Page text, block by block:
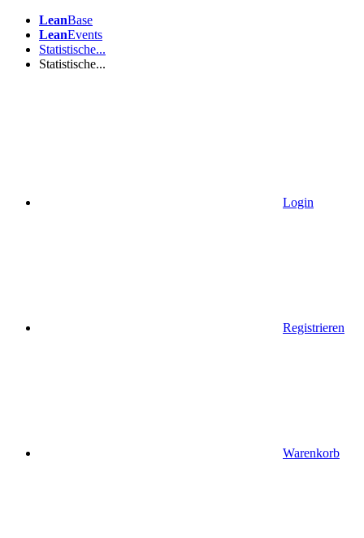
LeanBase
LeanEvents
Statistische...
Statistische...
Login
Registrieren
Warenkorb